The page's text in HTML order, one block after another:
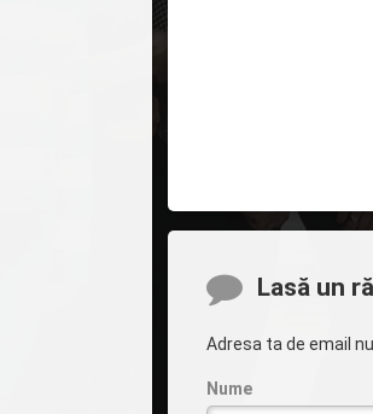
Comentarii
Lasă un
Adresa ta de email
Nume